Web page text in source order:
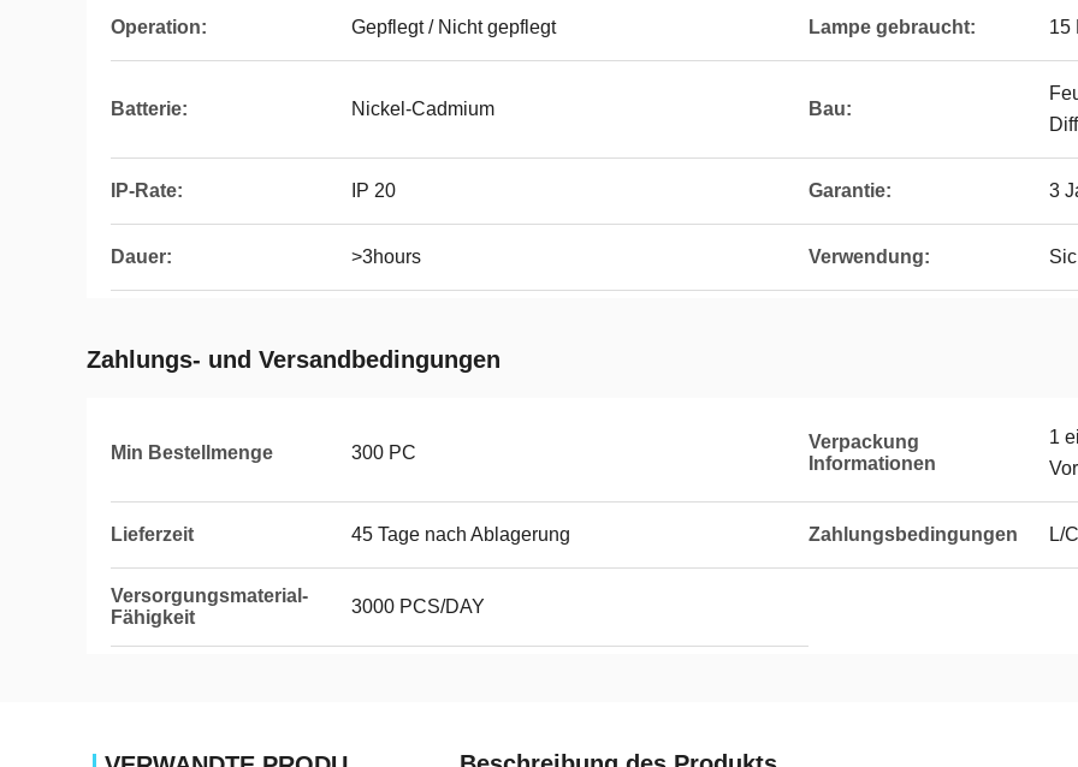
Operation: Gepflegt / Nicht gepflegt Lampe gebraucht: 15
Batterie: Nickel-Cadmium Bau:
IP-Rate: IP 20 Garantie: 3
Dauer: >3hours Verwendung:
Zahlungs- und Versandbedingungen
Min Bestellmenge 300 PC
Verpackung
Informationen
1
Lieferzeit 45 Tage nach Ablagerung Zahlungsbedingungen L/
Versorgungsmaterial-
Fähigkeit
3000 PCS/DAY